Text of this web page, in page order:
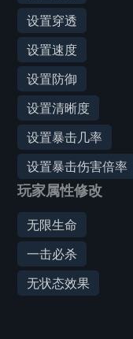
设置穿透
设置速度
设置防御
设置清晰度
设置暴击几率
设置暴击伤害倍率
玩家属性修改
无限生命
一击必杀
无状态效果